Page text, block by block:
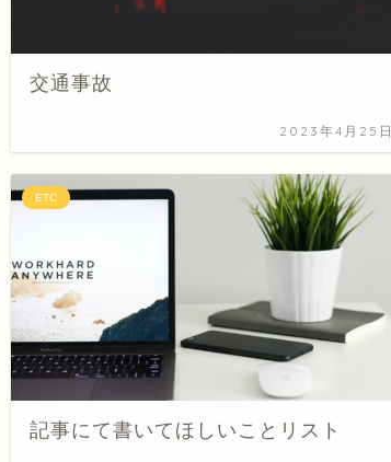
交通事故
2023年4月25日
ETC
記事にて書いてほしいことリスト